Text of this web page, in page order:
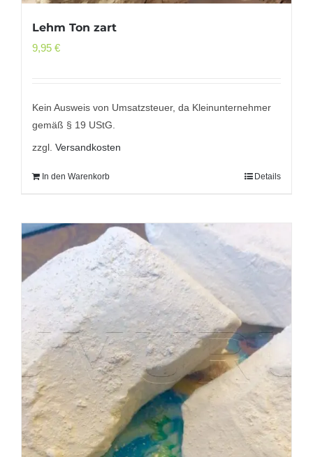
Lehm Ton zart
9,95 €
Kein Ausweis von Umsatzsteuer, da Kleinunternehmer
gemäß § 19 UStG.
zzgl. Versandkosten
In den Warenkorb Details